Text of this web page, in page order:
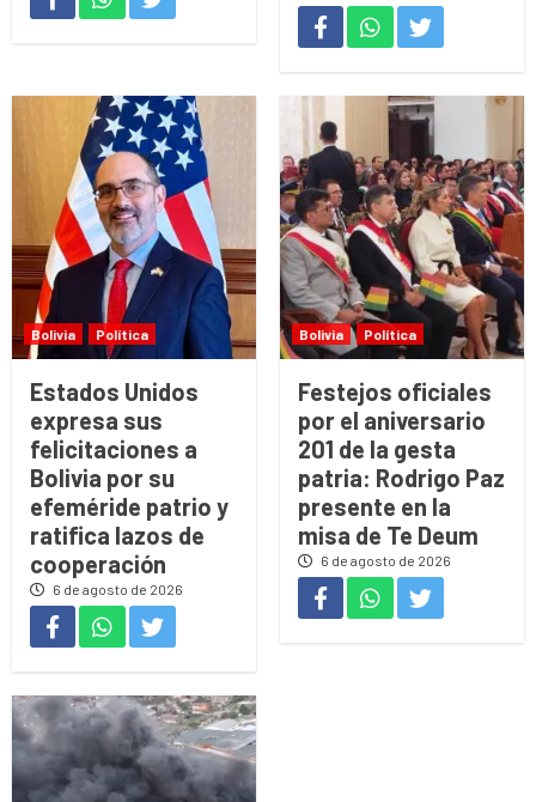
Bolivia Política
Estados Unidos
expresa sus
felicitaciones a
Bolivia por su
efeméride patrio y
ratifica lazos de
cooperación
6 de agosto de 2026
Bolivia Política
Festejos oficiales
por el aniversario
201 de la gesta
patria: Rodrigo Paz
presente en la
misa de Te Deum
6 de agosto de 2026